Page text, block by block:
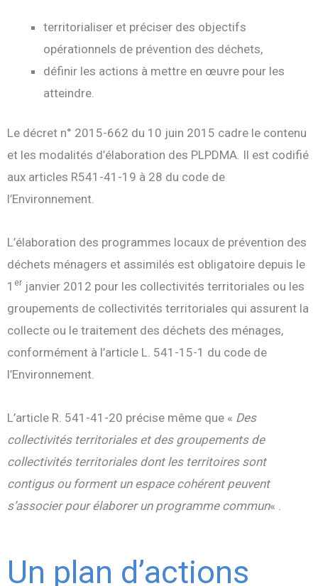
territorialiser et préciser des objectifs
opérationnels de prévention des déchets,
définir les actions à mettre en œuvre pour les
atteindre.
Le décret n° 2015-662 du 10 juin 2015 cadre le contenu
et les modalités d’élaboration des PLPDMA. Il est codifié
aux articles R541-41-19 à 28 du code de
l’Environnement.
L’élaboration des programmes locaux de prévention des
déchets ménagers et assimilés est obligatoire depuis le
1 er janvier 2012 pour les collectivités territoriales ou les
groupements de collectivités territoriales qui assurent la
collecte ou le traitement des déchets des ménages,
conformément à l’article L. 541-15-1 du code de
l’Environnement.
L’article R. 541-41-20 précise même que « Des
collectivités territoriales et des groupements de
collectivités territoriales dont les territoires sont
contigus ou forment un espace cohérent peuvent
s’associer pour élaborer un programme commun« .
Un plan d’actions